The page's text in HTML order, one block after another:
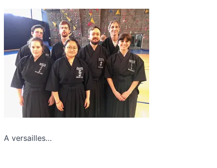
A versailles…